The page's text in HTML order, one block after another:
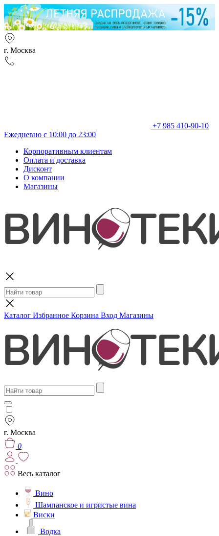
г. Москва
+7 985 410-90-10
Ежедневно с 10:00 до 23:00
Корпоративным клиентам
Оплата и доставка
Дисконт
О компании
Магазины
Каталог Избранное Корзина Вход Магазины
г. Москва
0
Весь каталог
Вино
Шампанское и игристые вина
Виски
Водка